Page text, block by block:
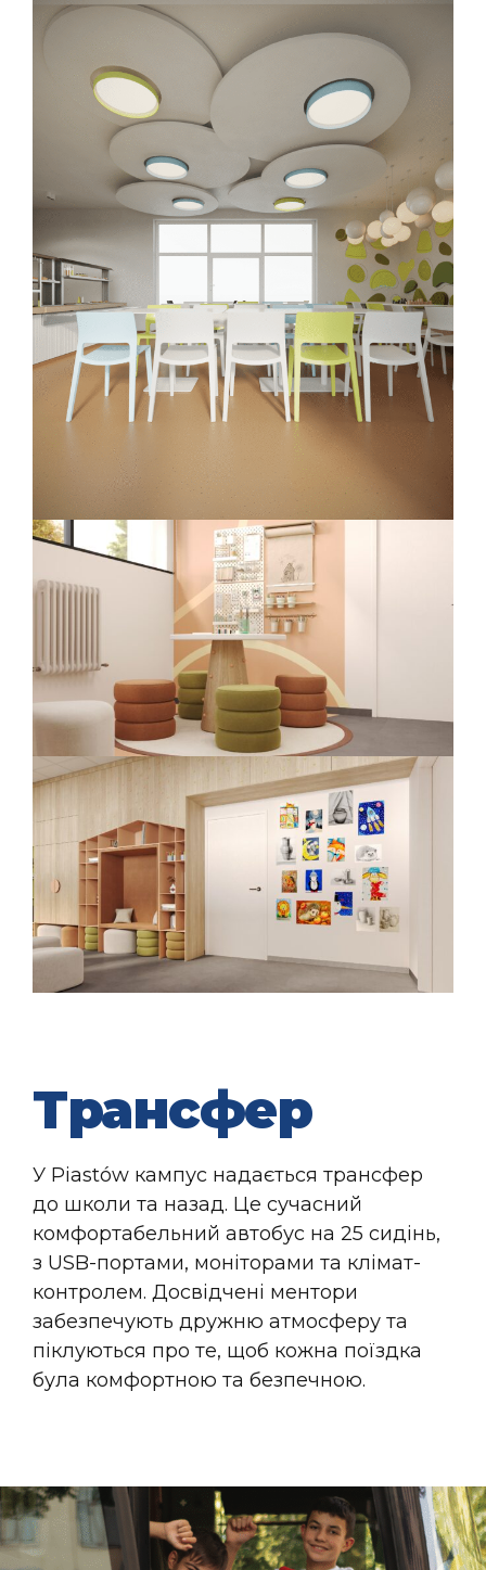
Трансфер
У Piastów кампус надається трансфер
до школи та назад. Це сучасний
комфортабельний автобус на 25 сидінь,
з USB-портами, моніторами та клімат-
контролем. Досвідчені ментори
забезпечують дружню атмосферу та
піклуються про те, щоб кожна поїздка
була комфортною та безпечною.